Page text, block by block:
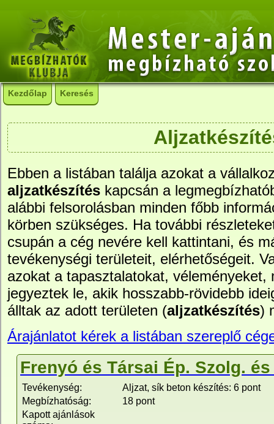
Kezdőlap Keresés
Ebben a listában találja azokat a
aljzatkészítés kapcsán a
alábbi felsorolásban minden főbb
körben szükséges. Ha további
csupán a cég nevére kell kattintani, és
tevékenységi területeit, elérhetőségeit.
azokat a tapasztalatokat, véleményeket,
jegyeztek le, akik hosszabb-rövidebb
álltak az adott területen (aljzatkészítés)
Árajánlatot kérek a listában szereplő
Frenyó és Társai Ép. Szolg.
Tevékenység:
Aljzat, sík beton készítés: 6 pont
Megbízhatóság:
18 pont
Kapott ajánlások